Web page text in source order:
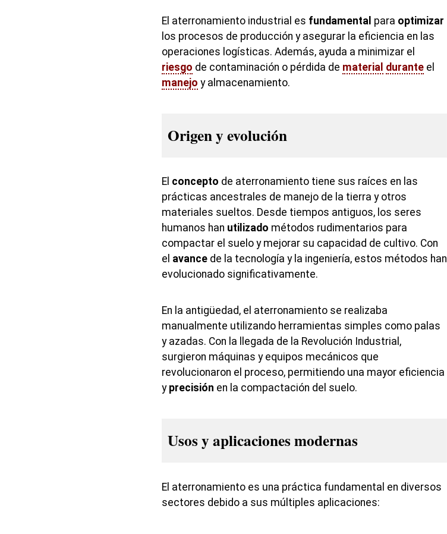
El aterronamiento industrial es fundamental para optimizar
los procesos de producción y asegurar la eficiencia en las
operaciones logísticas. Además, ayuda a minimizar el
riesgo de contaminación o pérdida de material durante el
manejo y almacenamiento.
Origen y evolución
El concepto de aterronamiento tiene sus raíces en las
prácticas ancestrales de manejo de la tierra y otros
materiales sueltos. Desde tiempos antiguos, los seres
humanos han utilizado métodos rudimentarios para
compactar el suelo y mejorar su capacidad de cultivo. Con
el avance de la tecnología y la ingeniería, estos métodos han
evolucionado significativamente.
En la antigüedad, el aterronamiento se realizaba
manualmente utilizando herramientas simples como palas
y azadas. Con la llegada de la Revolución Industrial,
surgieron máquinas y equipos mecánicos que
revolucionaron el proceso, permitiendo una mayor eficiencia
y precisión en la compactación del suelo.
Usos y aplicaciones modernas
El aterronamiento es una práctica fundamental en diversos
sectores debido a sus múltiples aplicaciones: